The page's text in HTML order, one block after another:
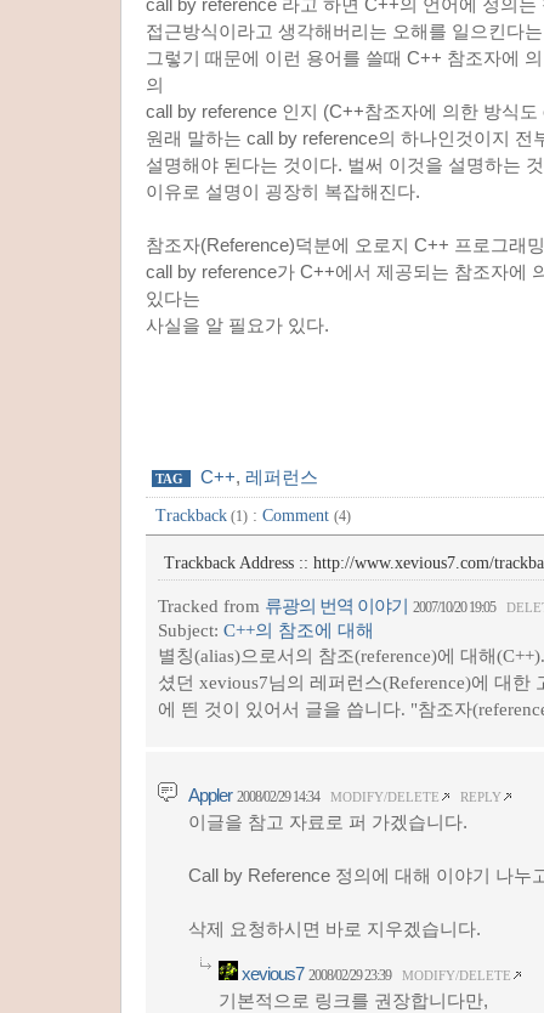
call by reference 라고 하면 C++의 언어에 정의
접근방식이라고 생각해버리는 오해를 일으킨다
그렇기 때문에 이런 용어를 쓸때 C++ 참조자에
의
call by reference 인지 (C++참조자에 의한 방식
원래 말하는 call by reference의 하나인것이지 전
설명해야 된다는 것이다. 벌써 이것을 설명하는
이유로 설명이 굉장히 복잡해진다.
참조자(Reference)덕분에 오로지 C++ 프로그래
call by reference가 C++에서 제공되는 참조자에
있다는
사실을 알 필요가 있다.
TAG C++, 레퍼런스
Trackback (1) : Comment (4)
Trackback Address :: http://www.xevious7.com/
Tracked from 류광의 번역 이야기 2007/10/20 19:05
Subject: C++의 참조에 대해
별칭(alias)으로서의 참조(reference)에 대해
셨던 xevious7님의 레퍼런스(Reference)에 대한
에 띈 것이 있어서 글을 씁니다. "참조자
Appler 2008/02/29 14:34 MODIFY/DELETE REPLY
이글을 참고 자료로 퍼 가겠습니다.
Call by Reference 정의에 대해 이야기 나누
삭제 요청하시면 바로 지우겠습니다.
xevious7 2008/02/29 23:39 MODIFY/DELETE
기본적으로 링크를 권장합니다만,